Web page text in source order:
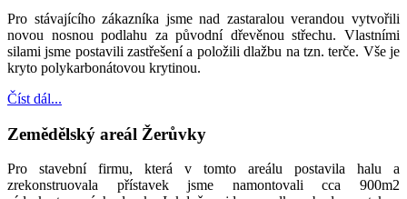
Pro stávajícího zákazníka jsme nad zastaralou verandou vytvořili
novou nosnou podlahu za původní dřevěnou střechu. Vlastními
silami jsme postavili zastřešení a položili dlažbu na tzn. terče. Vše je
kryto polykarbonátovou krytinou.
Číst dál...
Zemědělský areál Žerůvky
Pro stavební firmu, která v tomto areálu postavila halu a
zrekonstruovala přístavek jsme namontovali cca 900m2